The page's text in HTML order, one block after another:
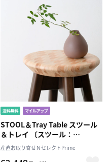
STOOL＆Tray Table スツール
＆トレイ 〔スツール：
270×270×H470mm トレイ：
340×340×H18mm〕［北海
産直お取り寄せＮセレクトPrime